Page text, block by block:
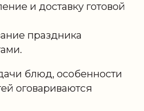
и доставку готовой
праздника
блюд, особенности
оговариваются